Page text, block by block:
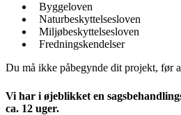
Byggeloven
Naturbeskyttelsesloven
Miljøbeskyttelsesloven
Fredningskendelser
Du må ikke påbegynde dit projekt, før
Vi har i øjeblikket en
ca. 12 uger.